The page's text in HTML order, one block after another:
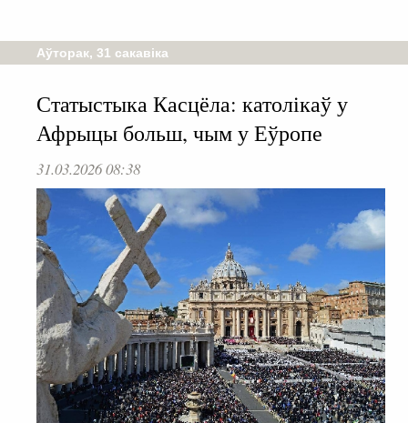
Аўторак, 31 сакавіка
Статыстыка Касцёла: католікаў у
Афрыцы больш, чым у Еўропе
31.03.2026 08:38